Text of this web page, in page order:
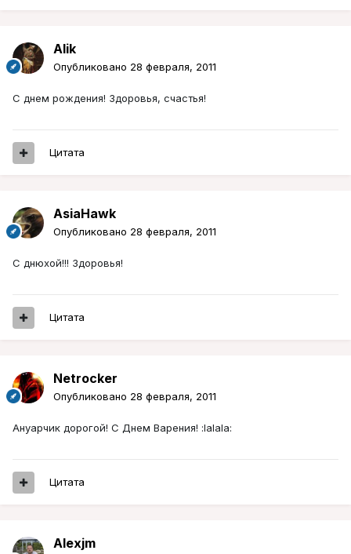
Alik
Опубликовано 28 февраля, 2011
С днем рождения! Здоровья, счастья!
Цитата
AsiaHawk
Опубликовано 28 февраля, 2011
С днюхой!!! Здоровья!
Цитата
Netrocker
Опубликовано 28 февраля, 2011
Ануарчик дорогой! С Днем Варения! :lalala:
Цитата
Alexjm